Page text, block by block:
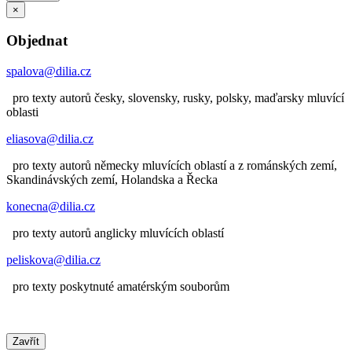
×
Objednat
spalova@dilia.cz
pro texty autorů česky, slovensky, rusky, polsky, maďarsky mluvící
oblasti
eliasova@dilia.cz
pro texty autorů německy mluvících oblastí a z románských zemí,
Skandinávských zemí, Holandska a Řecka
konecna@dilia.cz
pro texty autorů anglicky mluvících oblastí
peliskova@dilia.cz
pro texty poskytnuté amatérským souborům
Zavřít